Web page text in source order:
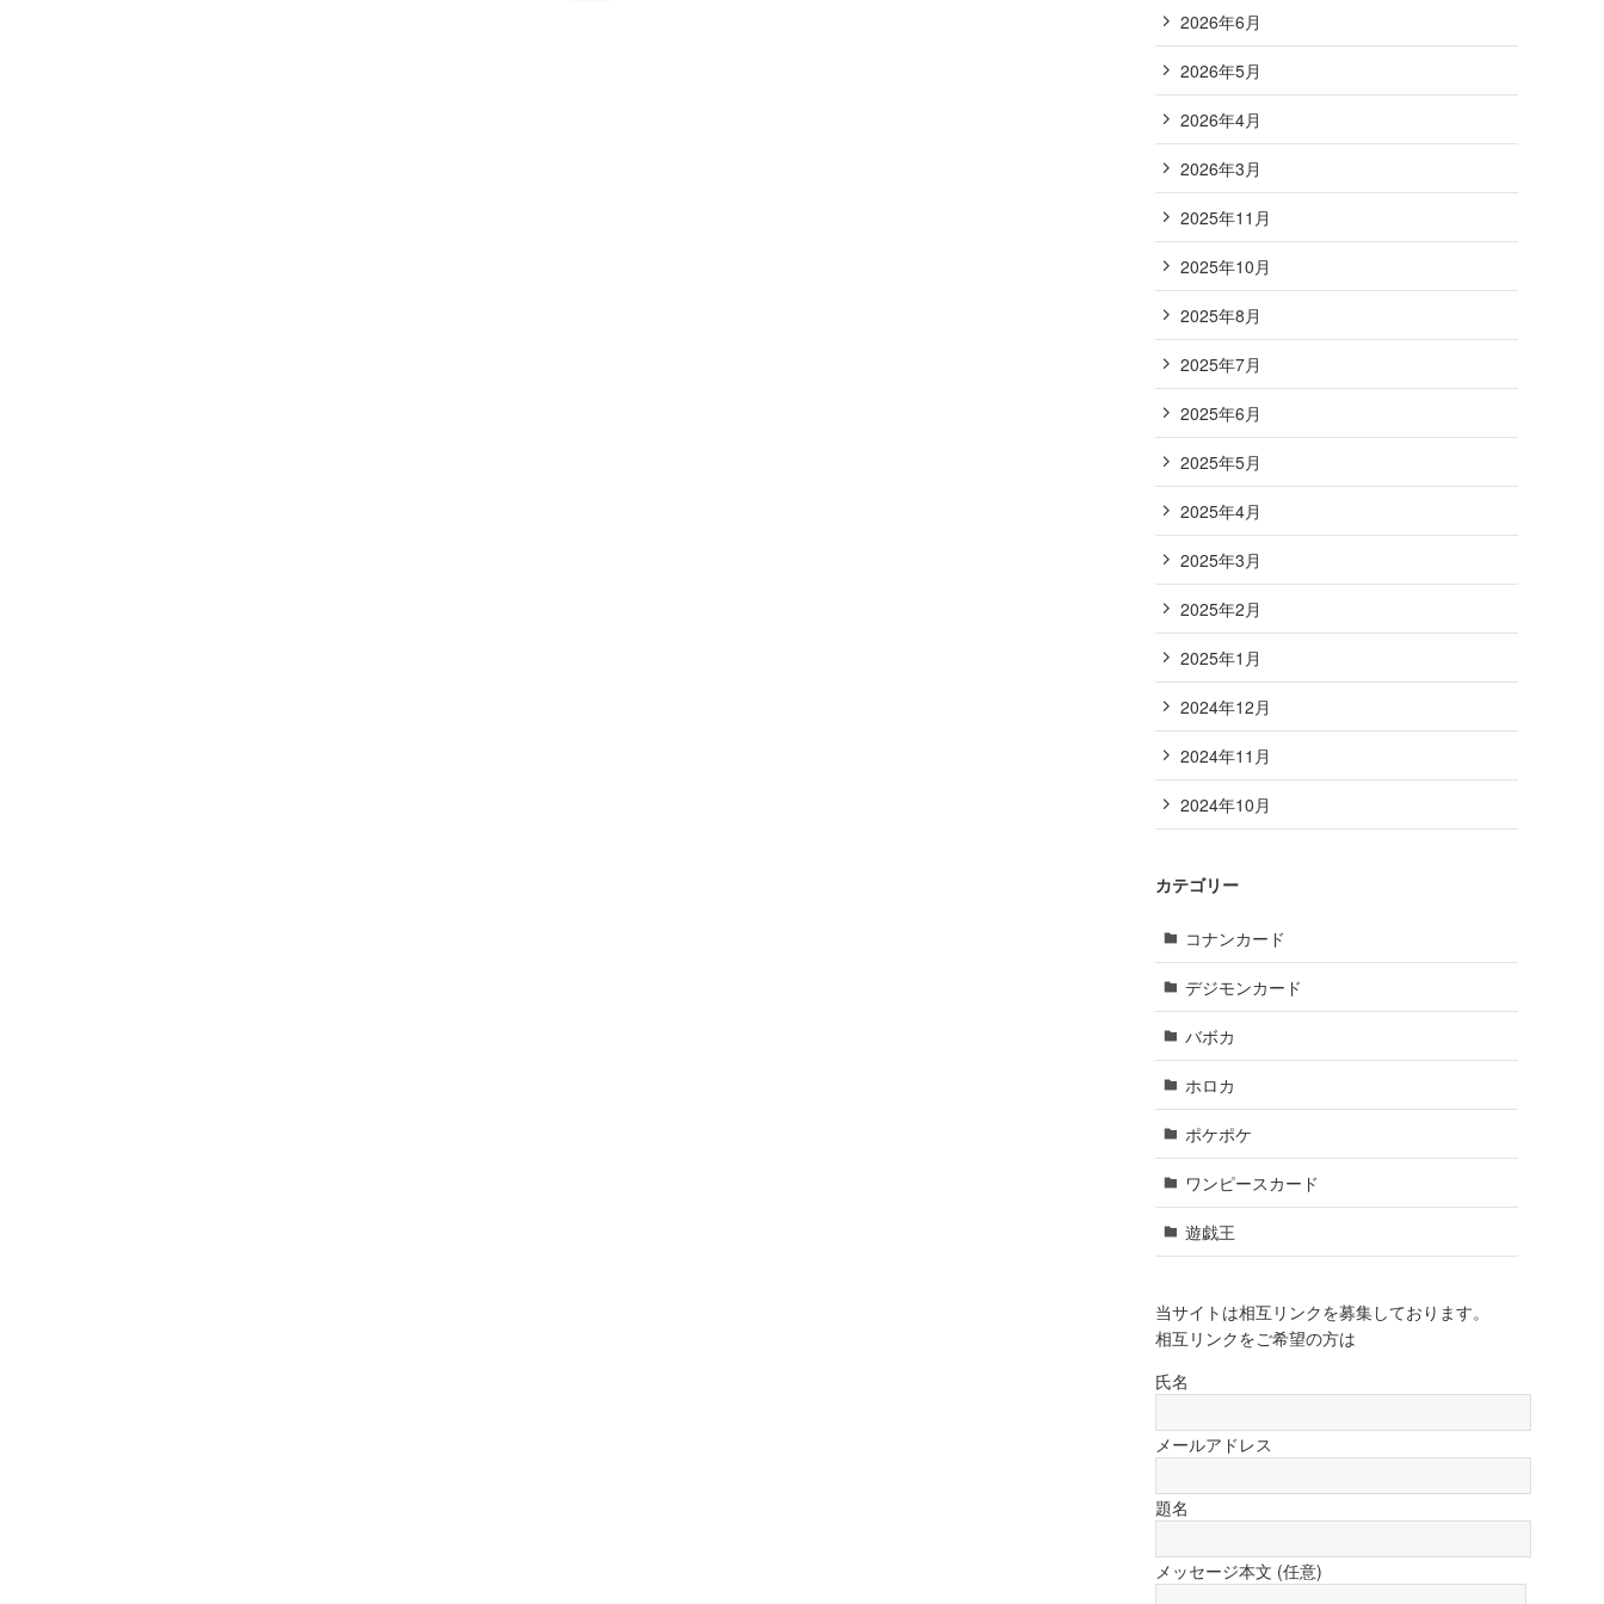
2026年6月
2026年5月
2026年4月
2026年3月
2025年11月
2025年10月
2025年8月
2025年7月
2025年6月
2025年5月
2025年4月
2025年3月
2025年2月
2025年1月
2024年12月
2024年11月
2024年10月
カテゴリー
コナンカード
デジモンカード
バボカ
ホロカ
ポケポケ
ワンピースカード
遊戯王
当サイトは相互リンクを募集しております。
相互リンクをご希望の方は
氏名
メールアドレス
題名
メッセージ本文 (任意)